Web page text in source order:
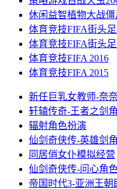
休闲益智植物大战僵
体育竞技FIFA街头
体育竞技FIFA街头
体育竞技FIFA 2016
体育竞技FIFA 2015
新任巨乳女教师-奈
轩辕传奇-王者之剑
辐射角色扮演
仙剑奇侠传-英雄剑
同居俏女仆模拟经营
仙剑奇侠传-问心角
帝国时代3-亚洲王朝